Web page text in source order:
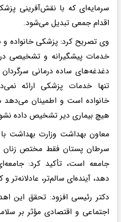
سرمایه‌ای که با نقش‌آفرینی
اقدام جمعی تبدیل می‌شود.
وی تصریح کرد: پزشکی خانواده
خدمات پیشگیرانه و تشخیصی
دغدغه‌های ساده درمانی
تنها خدمات پزشکی ارائه
خانواده است و اطمینان می‌دهد
هیچ بیماری دیر تشخیص داده
معاون بهداشت وزارت بهداشت با
سرطان پستان فقط مختص زنان
جامعه است، تأکید کرد:
دهد، آینده‌ای سالم‌تر،
دکتر رئیسی افزود: تحقق این
اجتماعی و اقتصادی مؤثر بر